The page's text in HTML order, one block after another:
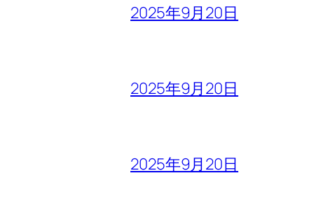
2025年9月20日
2025年9月20日
2025年9月20日